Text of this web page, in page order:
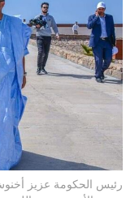
رئيس الحكومة عزيز